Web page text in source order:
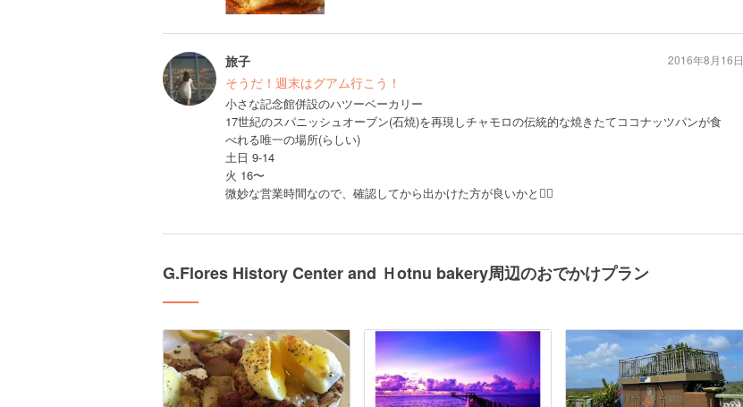
旅子
そうだ！週末はグアム行こう！
小さな記念館併設のハツーベーカリー
17世紀のスパニッシュオーブン(石焼)を再現しチャモロの伝統的な焼きたてココナッツパンが食
べれる唯一の場所(らしい)
土日 9-14
火 16〜
微妙な営業時間なので、確認してから出かけた方が良いかと👍🏻
2016年8月16日
G.Flores History Center and Ｈotnu bakery周辺のおでかけプラン